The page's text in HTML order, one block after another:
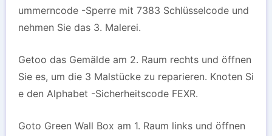
ummerncode -Sperre mit 7383 Schlüsselcode und
nehmen Sie das 3. Malerei.
Getoo das Gemälde am 2. Raum rechts und öffnen
Sie es, um die 3 Malstücke zu reparieren. Knoten Si
e den Alphabet -Sicherheitscode FEXR.
Goto Green Wall Box am 1. Raum links und öffnen